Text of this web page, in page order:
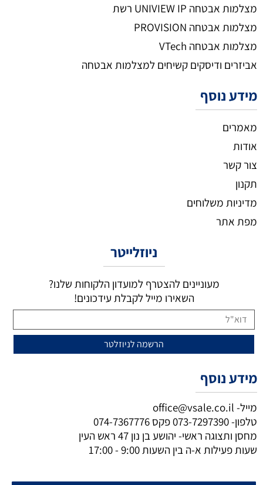
מצלמות אבטחה UNIVIEW IP רשת
מצלמות אבטחה PROVISION
מצלמות אבטחה VTech
אביזרים ודיסקים קשיחים למצלמות אבטחה
מידע נוסף
מאמרים
אודות
צור קשר
תקנון
מדיניות משלוחים
מפת אתר
ניוזלייטר
מעוניינים להצטרף למועדון הלקוחות שלנו?
השאירו מייל לקבלת עידכונים!
מידע נוסף
מייל- office@vsale.co.il
טלפון-073-7297390פקס 074-7367776
מחסן ותצוגה ראשי- יהושע בן נון 47 ראש העין
שעות פעילות א-ה בין השעות 9:00 - 17:00